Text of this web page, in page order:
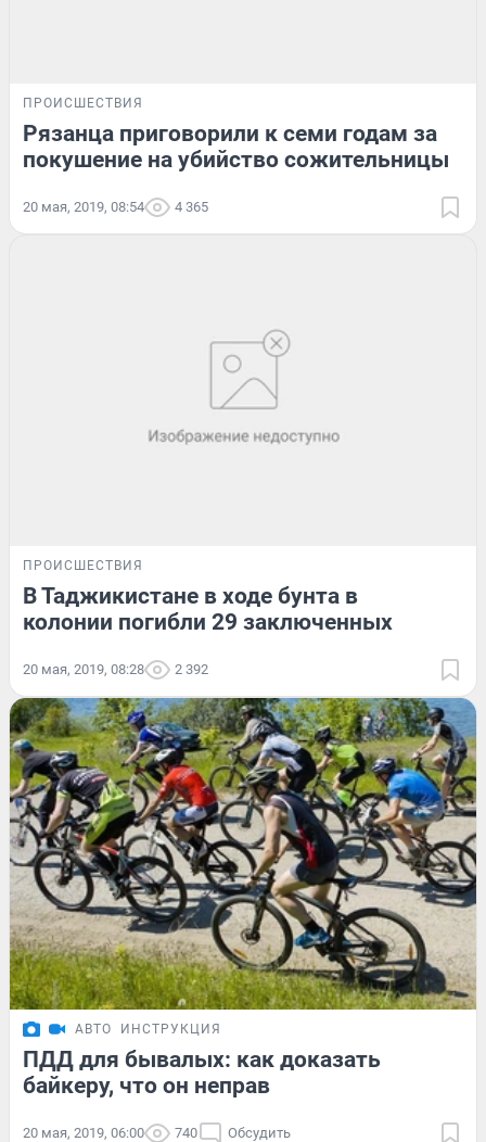
ПРОИСШЕСТВИЯ
Рязанца приговорили к семи годам за
покушение на убийство сожительницы
20 мая, 2019, 08:54 4 365
ПРОИСШЕСТВИЯ
В Таджикистане в ходе бунта в
колонии погибли 29 заключенных
20 мая, 2019, 08:28 2 392
АВТО ИНСТРУКЦИЯ
ПДД для бывалых: как доказать
байкеру, что он неправ
20 мая, 2019, 06:00 740 Обсудить